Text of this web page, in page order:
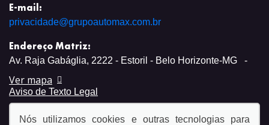
E-mail:
privacidade@grupoautomax.com.br
Endereço Matriz:
Av. Raja Gabáglia, 2222 - Estoril - Belo Horizonte-MG -
Ver mapa
Aviso de Texto Legal
Nós utilizamos cookies e outras tecnologias para